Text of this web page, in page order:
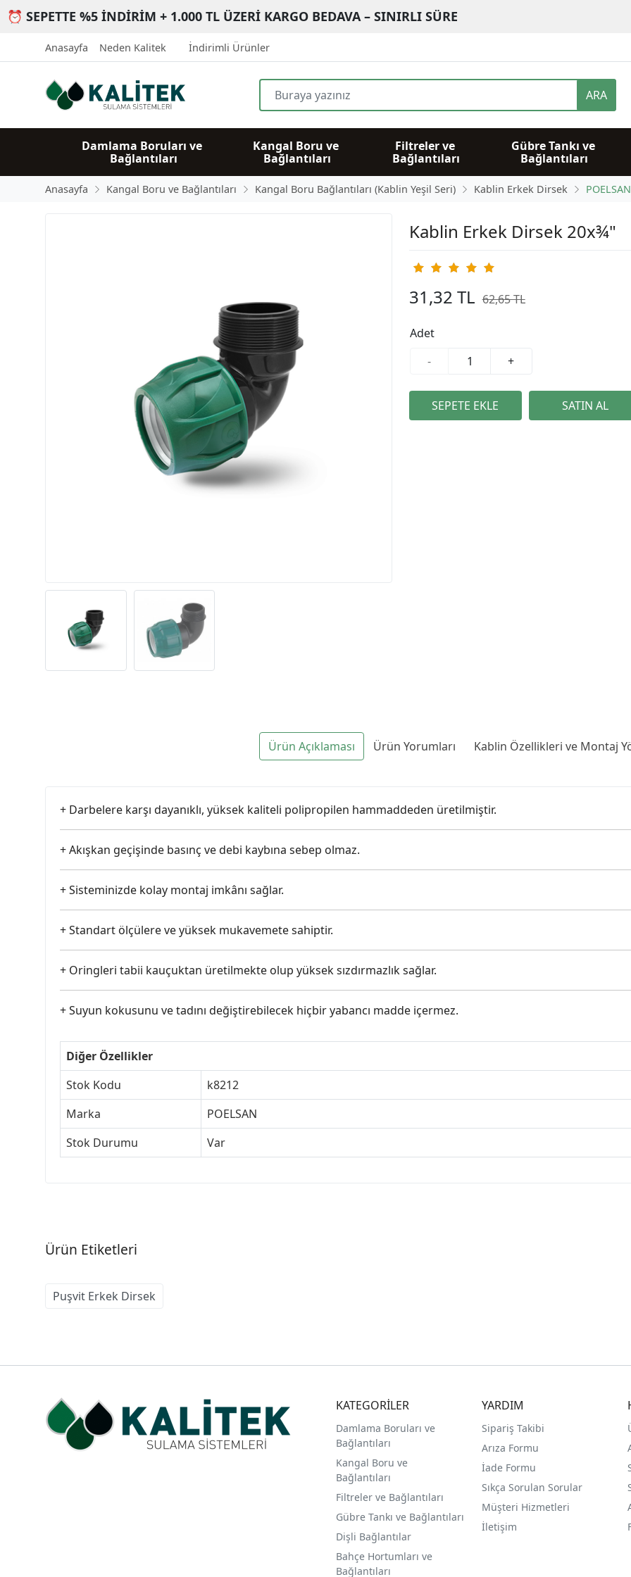
⏰ SEPETTE %5 İNDİRİM + 1.000 TL ÜZERİ KARGO BEDAVA – SINIRLI SÜRE
Anasayfa Neden Kalitek İndirimli Ürünler
ARA
Damlama Boruları ve
Bağlantıları
Kangal Boru ve
Bağlantıları
Filtreler ve
Bağlantıları
Gübre Tankı ve
Bağlantıları
Anasayfa Kangal Boru ve Bağlantıları Kangal Boru Bağlantıları (Kablin Yeşil Seri) Kablin Erkek Dirsek POELSAN
Kablin Erkek Dirsek 20x¾"
31,32 TL 62,65 TL
Adet
-
+
Ürün Açıklaması Ürün Yorumları Kablin Özellikleri ve Montaj
+ Darbelere karşı dayanıklı, yüksek kaliteli polipropilen hammaddeden üretilmiştir.
+ Akışkan geçişinde basınç ve debi kaybına sebep olmaz.
+ Sisteminizde kolay montaj imkânı sağlar.
+ Standart ölçülere ve yüksek mukavemete sahiptir.
+ Oringleri tabii kauçuktan üretilmekte olup yüksek sızdırmazlık sağlar.
+ Suyun kokusunu ve tadını değiştirebilecek hiçbir yabancı madde içermez.
Diğer Özellikler
Stok Kodu
k8212
Marka
POELSAN
Stok Durumu
Var
Ürün Etiketleri
Puşvit Erkek Dirsek
KATEGORİLER
Damlama Boruları ve
Bağlantıları
Kangal Boru ve
Bağlantıları
Filtreler ve Bağlantıları
Gübre Tankı ve Bağlantıları
Dişli Bağlantılar
Bahçe Hortumları ve
Bağlantıları
YARDIM
Sipariş Takibi
Arıza Formu
İade Formu
Sıkça Sorulan Sorular
Müşteri Hizmetleri
İletişim